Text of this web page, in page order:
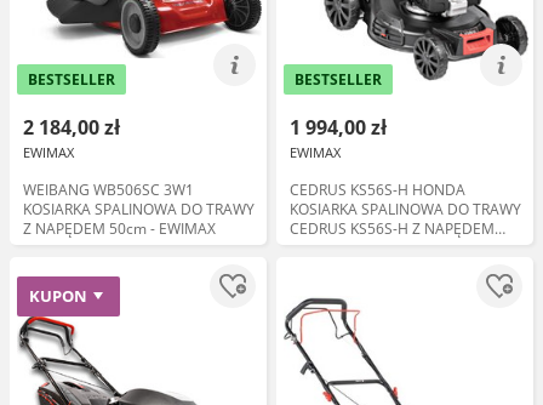
BESTSELLER
2 184,00 zł
EWIMAX
WEIBANG WB506SC 3W1
KOSIARKA SPALINOWA DO TRAWY
Z NAPĘDEM 50cm - EWIMAX
BESTSELLER
1 994,00 zł
EWIMAX
CEDRUS KS56S-H HONDA
KOSIARKA SPALINOWA DO TRAWY
CEDRUS KS56S-H Z NAPĘDEM
5w1 56cm / 5.6 KM HONDA
KUPON